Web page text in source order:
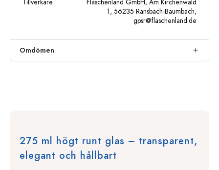
Tillverkare
Flaschenland GmbH, Am Kirchenwald
1, 56235 Ransbach-Baumbach,
gpsr@flaschenland.de
Omdömen
275 ml högt runt glas – transparent,
elegant och hållbart